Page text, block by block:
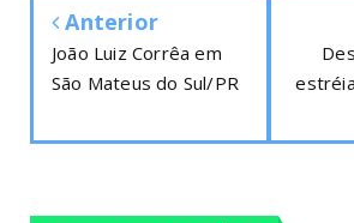
Anterior
João Luiz Corrêa em
São Mateus do Sul/PR